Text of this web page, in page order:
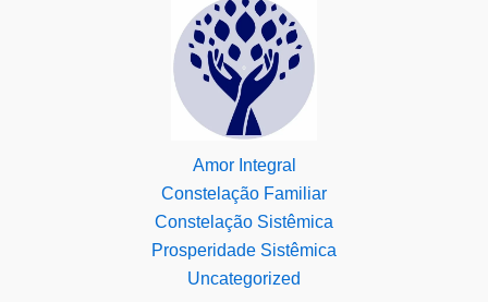
Amor Integral
Constelação Familiar
Constelação Sistêmica
Prosperidade Sistêmica
Uncategorized